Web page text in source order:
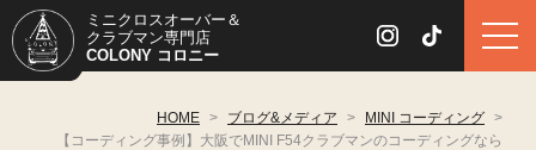
ミニクロスオーバー＆
クラブマン専門店
COLONY コロニー
HOME > ブログ&メディア > MINI コーディング >
【コーディング事例】大阪でMINI F54クラブマンのコーディングなら